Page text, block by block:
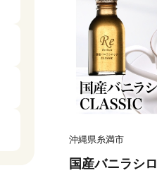
沖縄県糸満市
国産バニラシ